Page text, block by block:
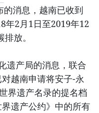
消息，越南已收到
年2月1日至2019年12
放。
遗产局的消息，联合
越南申请将安子-永
界遗产名录的提名档
遗产公约》中的所有